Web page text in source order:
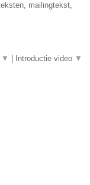
mailingtekst,
▼ Introductie video ▼